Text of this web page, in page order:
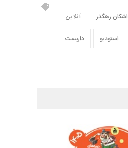
آنلاین اشکان رهگذر
داربست استودیو